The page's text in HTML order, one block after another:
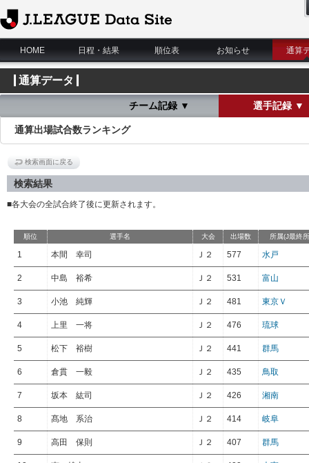
J.League Data Site
HOME
日程・結果 順位表 お知らせ 通算
通算データ
チーム記録 ▼ 選手記録 ▼
通算出場試合数ランキング
検索画面に戻る
検索結果
■各大会の全試合終了後に更新されます。
順位 選手名 大会 出場数 所属(J最終
1 本間 幸司 Ｊ２ 577 水戸
2 中島 裕希 Ｊ２ 531 富山
3 小池 純輝 Ｊ２ 481 東京Ｖ
4 上里 一将 Ｊ２ 476 琉球
5 松下 裕樹 Ｊ２ 441 群馬
6 倉貫 一毅 Ｊ２ 435 鳥取
7 坂本 紘司 Ｊ２ 426 湘南
8 髙地 系治 Ｊ２ 414 岐阜
9 高田 保則 Ｊ２ 407 群馬